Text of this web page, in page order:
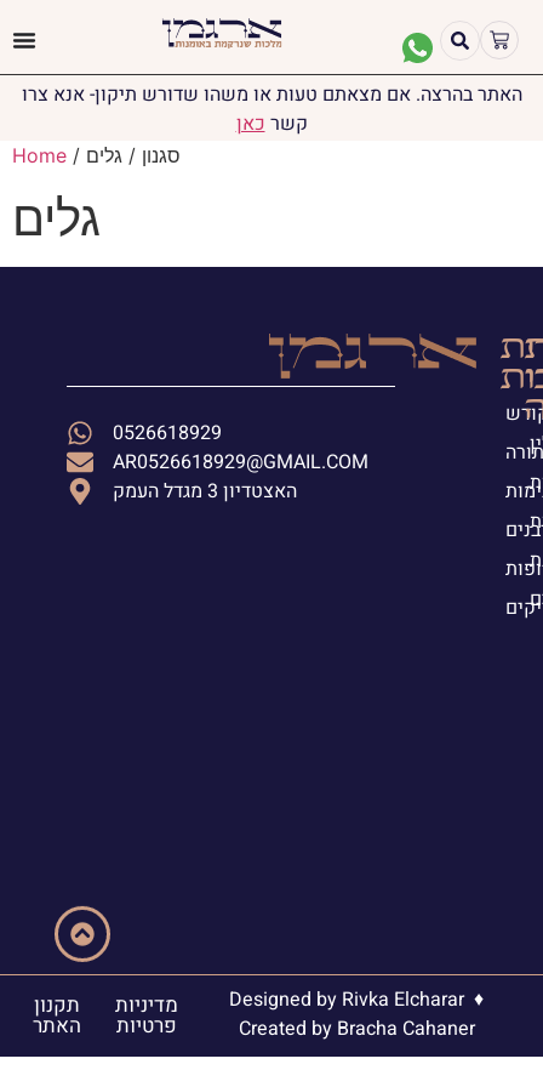
האתר בהרצה. אם מצאתם טעות או משהו שדורש תיקון- אנא צרו
קשרכאן
Home / סגנון / גלים
גלים
0526618929
AR0526618929@GMAIL.COM
האצטדיון 3 מגדל העמק
תקנון
האתר
מדיניות
פרטיות
Designed by Rivka Elcharar♦
Created by Bracha Cahaner